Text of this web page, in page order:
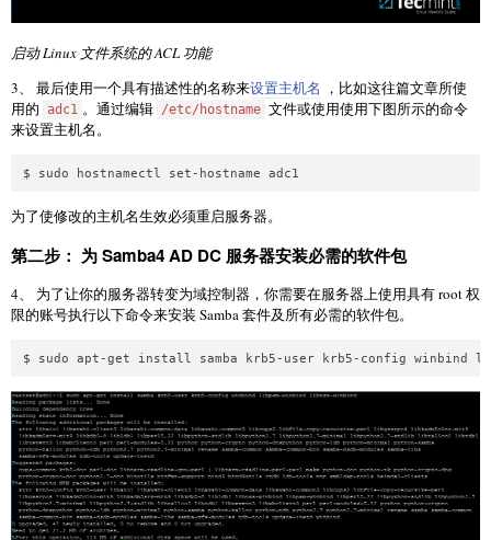
启动 Linux 文件系统的 ACL 功能
3、 最后使用一个具有描述性的名称来设置主机名 ，比如这往篇文章所使
用的 adc1 。通过编辑 /etc/hostname 文件或使用使用下图所示的命令
来设置主机名。
为了使修改的主机名生效必须重启服务器。
第二步： 为 Samba4 AD DC 服务器安装必需的软件包
4、 为了让你的服务器转变为域控制器，你需要在服务器上使用具有 root 权
限的账号执行以下命令来安装 Samba 套件及所有必需的软件包。